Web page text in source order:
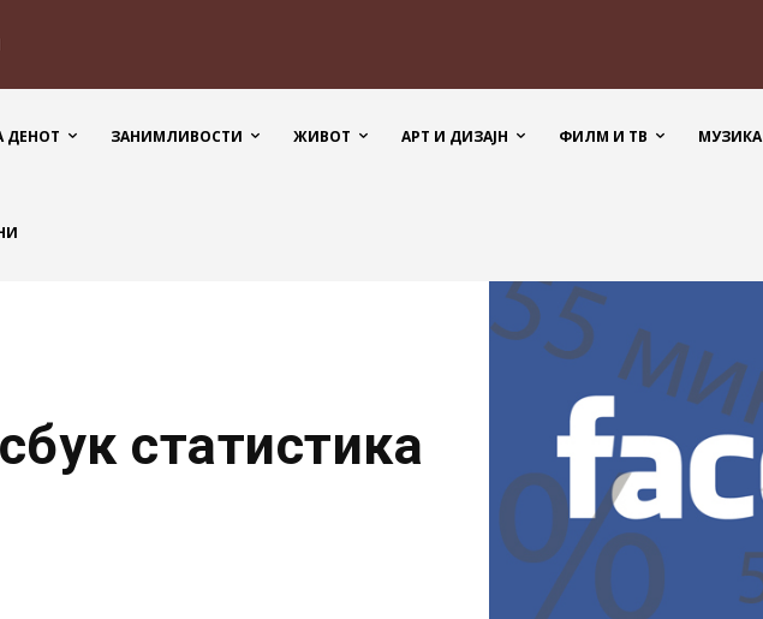
ДЕНОТ ЗАНИМЛИВОСТИ ЖИВОТ АРТ И ДИЗАЈН ФИЛМ И ТВ МУЗИКА
статистика